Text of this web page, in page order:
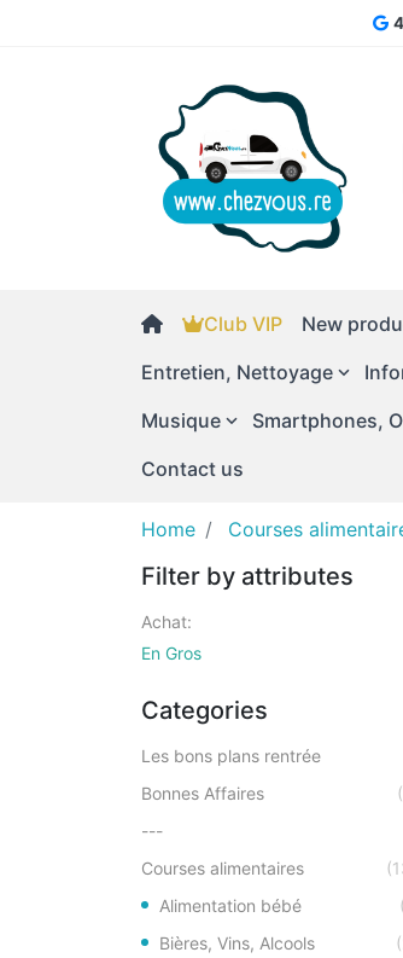
Club VIP New
Entretien, Nettoyage
Musique
Smartphones,
Contact us
Home Courses
Filter by attributes
Achat:
En Gros
Categories
Les bons plans rentrée
Bonnes Affaires
---
Courses alimentaires
Alimentation bébé
Bières, Vins, Alcools